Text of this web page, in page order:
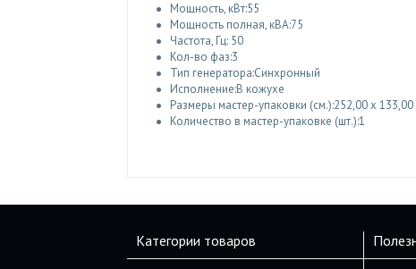
Мощность, кВт:55
Мощность полная, кВА:75
Частота, Гц: 50
Кол-во фаз:3
Тип генератора:Синхронный
Исполнение:В кожухе
Размеры мастер-упаковки (см.):252,00 x
Количество в мастер-упаковке (шт.):1
Категории товаров